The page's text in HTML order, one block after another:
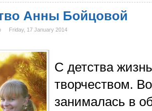
Анны Бойцовой
Friday, 17 January 2014
С детства
творчеством.
занималась в